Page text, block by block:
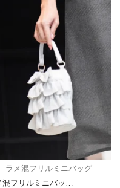
ラメ混フリルミニバッグ
混フリルミニバッ…